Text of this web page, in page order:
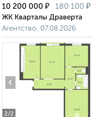
10 200 000 ₽ 180 100 ₽
ЖК Кварталы Драверта
Агентство, 07.08.2026
2/2
‹